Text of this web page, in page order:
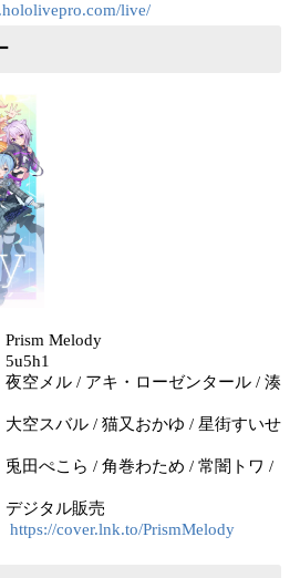
live/
Melody
メル / アキ・ローゼンタール / 湊
又おかゆ / 星街すいせ
巻わため / 常闇トワ /
タル販売
https://cover.lnk.to/PrismMelody